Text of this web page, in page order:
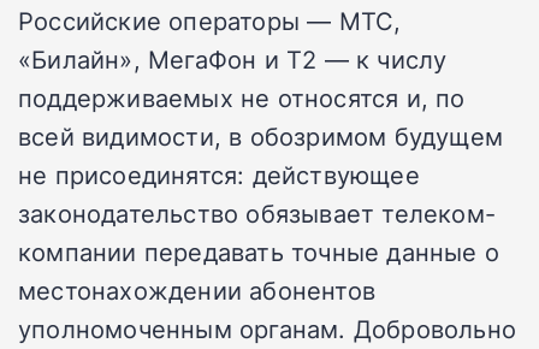
Российские операторы — МТС,
«Билайн», МегаФон и Т2 — к числу
поддерживаемых не относятся и, по
всей видимости, в обозримом будущем
не присоединятся: действующее
законодательство обязывает телеком-
компании передавать точные данные о
местонахождении абонентов
уполномоченным органам. Добровольно